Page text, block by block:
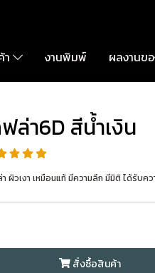
า งานพิมพ์ ผลงานขอ
ล่า6D สีน้ำเงิน
ผิวเงา เหมือนแท้ มีความลึก มีมิติ ได้รับค
สั่งซื้อสินค้า